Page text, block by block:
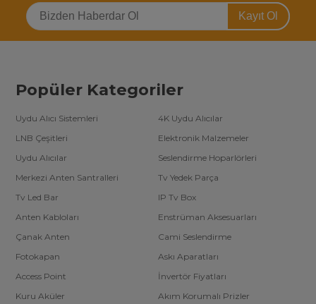
Kayıt Ol
Popüler Kategoriler
Uydu Alıcı Sistemleri
4K Uydu Alıcılar
LNB Çeşitleri
Elektronik Malzemeler
Uydu Alıcılar
Seslendirme Hoparlörleri
Merkezi Anten Santralleri
Tv Yedek Parça
Tv Led Bar
IP Tv Box
Anten Kabloları
Enstrüman Aksesuarları
Çanak Anten
Cami Seslendirme
Fotokapan
Askı Aparatları
Access Point
İnvertör Fiyatları
Kuru Aküler
Akım Korumalı Prizler